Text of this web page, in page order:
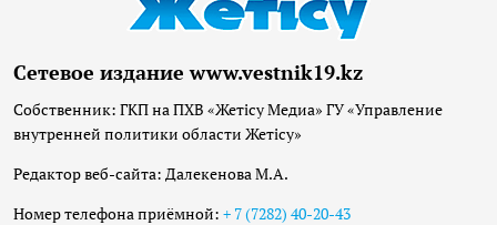
Сетевое издание www.vestnik19.kz
Собственник: ГКП на ПХВ «Жетісу Медиа» ГУ «Управление
внутренней политики области Жетісу»
Редактор веб-сайта: Далекенова М.А.
Номер телефона приёмной: + 7 (7282) 40-20-43